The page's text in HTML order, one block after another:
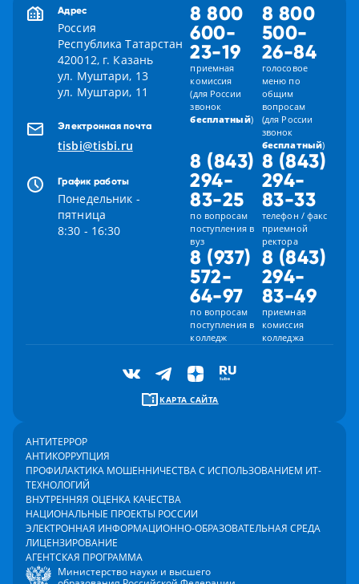
Адрес
Россия
Республика Татарстан
420012, г. Казань
ул. Муштари, 13
ул. Муштари, 11
Электронная почта
tisbi@tisbi.ru
График работы
Понедельник -
пятница
8:30 - 16:30
8 800
600-
23-19
приемная
комиссия
(для России
звонок
бесплатный)
8 800
500-
26-84
голосовое
меню по
общим
вопросам
(для России
звонок
бесплатный)
8 (843)
294-
83-25
по вопросам
поступления в
вуз
8 (843)
294-
83-33
телефон / факс
приемной
ректора
8 (937)
572-
64-97
по вопросам
поступления в
колледж
8 (843)
294-
83-49
приемная
комиссия
колледжа
КАРТА САЙТА
АНТИТЕРРОР
АНТИКОРРУПЦИЯ
ПРОФИЛАКТИКА МОШЕННИЧЕСТВА С ИСПОЛЬЗОВАНИЕМ ИТ-
ТЕХНОЛОГИЙ
ВНУТРЕННЯЯ ОЦЕНКА КАЧЕСТВА
НАЦИОНАЛЬНЫЕ ПРОЕКТЫ РОССИИ
ЭЛЕКТРОННАЯ ИНФОРМАЦИОННО-ОБРАЗОВАТЕЛЬНАЯ СРЕДА
ЛИЦЕНЗИРОВАНИЕ
АГЕНТСКАЯ ПРОГРАММА
Министерство науки и высшего